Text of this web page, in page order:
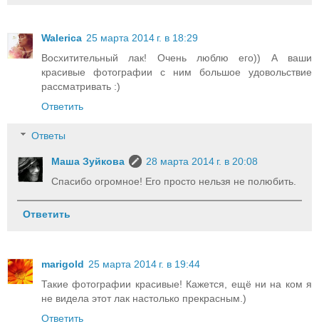
Walerica 25 марта 2014 г. в 18:29
Восхитительный лак! Очень люблю его)) А ваши
красивые фотографии с ним большое удовольствие
рассматривать :)
Ответить
Ответы
Маша Зуйкова
28 марта 2014 г. в 20:08
Спасибо огромное! Его просто нельзя не полюбить.
Ответить
marigold 25 марта 2014 г. в 19:44
Такие фотографии красивые! Кажется, ещё ни на ком я
не видела этот лак настолько прекрасным.)
Ответить